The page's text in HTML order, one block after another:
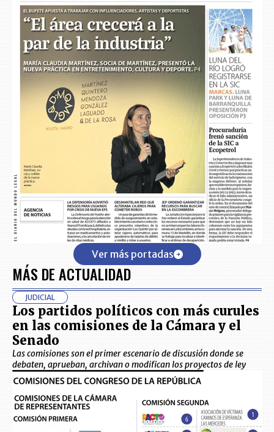
Ver más portadas
MÁS DE ACTUALIDAD
JUDICIAL
Los partidos políticos con más curules
en las comisiones de la Cámara y el
Senado
Las comisiones son el primer escenario de discusión donde se
debaten, aprueban, archivan o modifican los proyectos de ley